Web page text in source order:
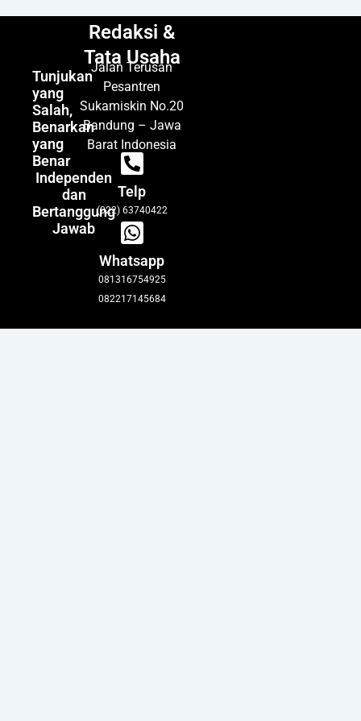
Tunjukan
yang
Salah,
Benarkan
yang
Benar
Independen
dan
Bertanggung
Jawab
Redaksi &
Tata Usaha
Jalan Terusan
Pesantren
Sukamiskin No.20
Bandung – Jawa
Barat Indonesia
Telp
(022) 63740422
Whatsapp
081316754925
082217145684